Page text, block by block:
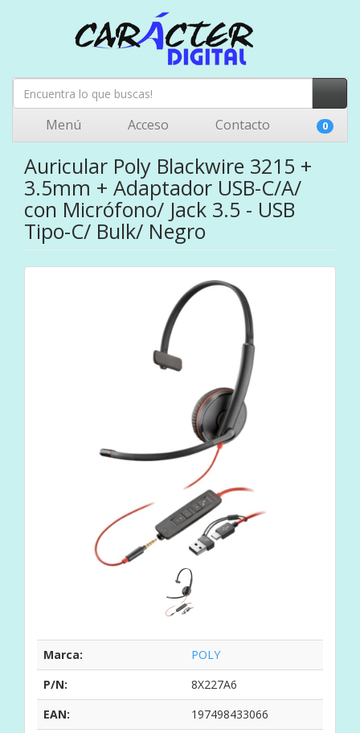
Menú Acceso Contacto 0
Auricular Poly Blackwire 3215 +
3.5mm + Adaptador USB-C/A/
con Micrófono/ Jack 3.5 - USB
Tipo-C/ Bulk/ Negro
Marca:
POLY
P/N:
8X227A6
EAN:
197498433066